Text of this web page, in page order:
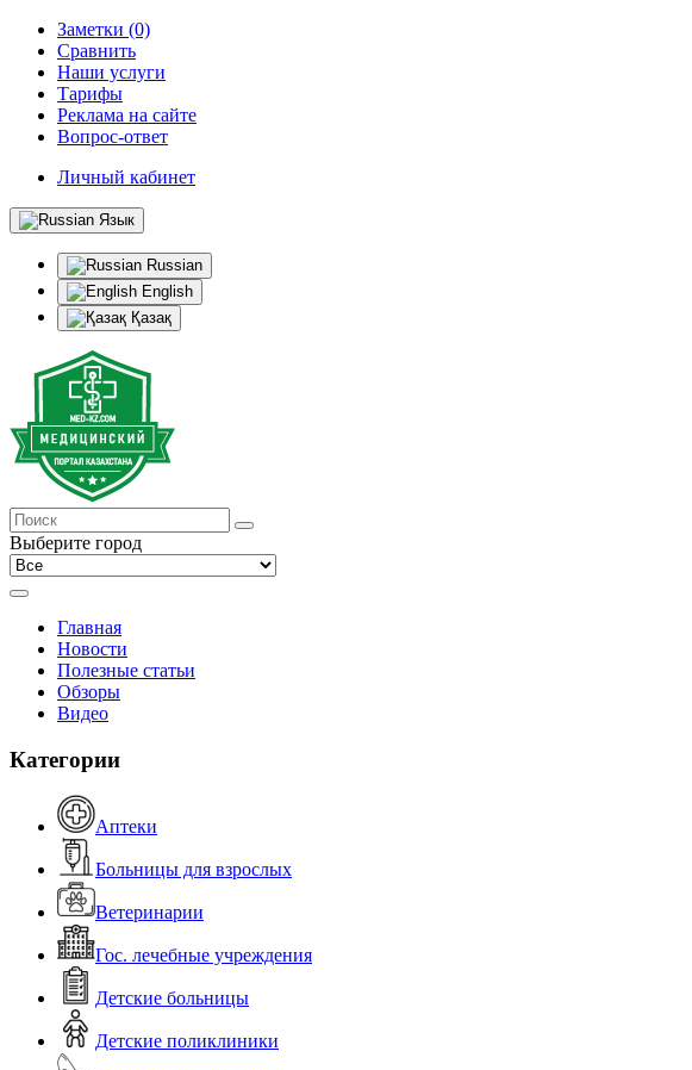
Заметки (0)
Сравнить
Наши услуги
Тарифы
Реклама на сайте
Вопрос-ответ
Личный кабинет
Язык
Russian
English
Қазақ
Выберите город
Главная
Новости
Полезные статьи
Обзоры
Видео
Категории
Аптеки
Больницы для взрослых
Ветеринарии
Гос. лечебные учреждения
Детские больницы
Детские поликлиники